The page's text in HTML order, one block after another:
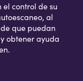
control de su
al
que puedan
obtener ayuda